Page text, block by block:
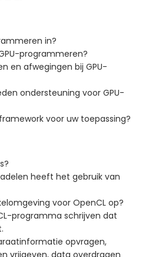
gebruiken
en grids te bepalen die het
reguleren.
en testen met
CUDA-GDB, CUDA-
Nsight.
door
caching,
toe te passen.
in?
programmeren?
en afwegingen bij GPU-
ondersteuning voor GPU-
voor uw toepassing?
heeft het gebruik van
voor OpenCL op?
programma schrijven dat
opvragen,